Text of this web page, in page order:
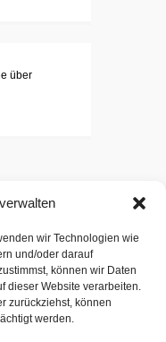
wir Technologien wie
und/oder darauf
können wir Daten
dieser Website verarbeiten.
zurückziehst, können
werden.
über